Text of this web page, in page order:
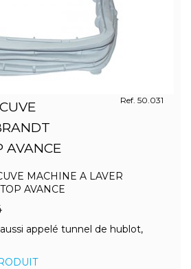
AVANCE
Ref. 50.031
MACHINE A LAVER
AVANCE
appelé tunnel de hublot,